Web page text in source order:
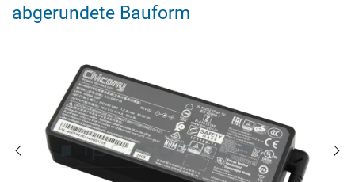
abgerundete Bauform